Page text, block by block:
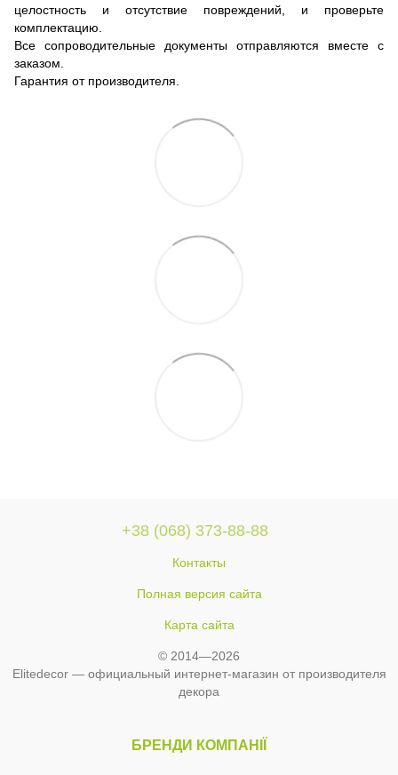
целостность и отсутствие повреждений, и проверьте
комплектацию.
Все сопроводительные документы отправляются вместе с
заказом.
Гарантия от производителя.
+38 (068) 373-88-88
Контакты
Полная версия сайта
Карта сайта
© 2014—2026
Elitedecor — официальный интернет-магазин от производителя
декора
БРЕНДИ КОМПАНІЇ